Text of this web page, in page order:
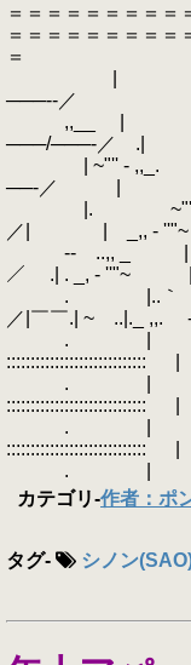
＝＝＝＝＝＝＝＝＝
＝＝＝＝＝＝＝＝＝
＝
| ＼_＿＿
───‐‐／
,,__ | |. ＼
───/───‐
| ~"'' - ,,_. |
──‐／ | ._,,
|. ~"'' - ,,_ |
／| | _,, -
‐- ..,, _ | ~"'' -
／ .| . _, -
. |..｀゛¨ '' ‐-
／|￣￣.| ~ ..|._ ,,. -‐
. | |
. |
. |
. | |
カテゴリ-作者：ポ
タグ- シノン